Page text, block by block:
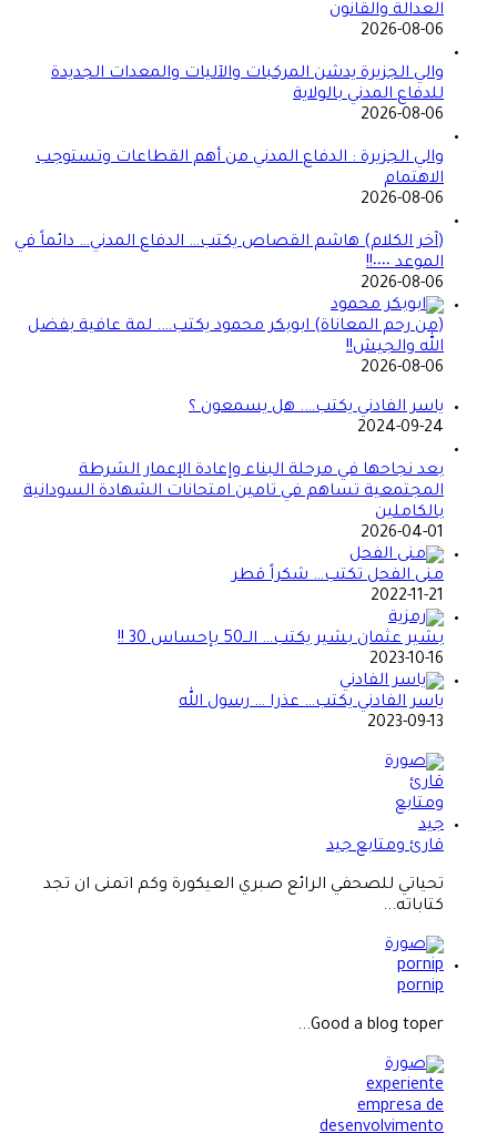
العدالة والقانون
2026-08-06
والي الجزيرة يدشن المركبات والآليات والمعدات الجديدة
للدفاع المدني بالولاية
2026-08-06
والي الجزيرة : الدفاع المدني من أهم القطاعات وتستوجب
الاهتمام
2026-08-06
(آخر الكلام) هاشم القصاص يكتب… الدفاع المدني… دائماً في
الموعد ٠٠٠٠!!
2026-08-06
(من رحم المعاناة) ابوبكر محمود يكتب…. لمة عافية بفضل
الله والجيش!!
2026-08-06
ياسر الفادني يكتب…. هل يسمعون ؟
2024-09-24
بعد نجاحها في مرحلة البناء وإعادة الإعمار الشرطة
المجتمعية تساهم في تامين امتحانات الشهادة السودانية
بالكاملين
2026-04-01
منى الفحل تكتب… شكراً قطر
2022-11-21
بشير عثمان بشير يكتب… الــ50 بإحساس 30 !!
2023-10-16
ياسر الفادني يكتب… عذرا … رسول الله
2023-09-13
قارئ ومتابع جيد
تحياتي للصحفي الرائع صبري العيكورة وكم اتمنى ان تجد
كتاباته...
pornip
Good a blog toper...